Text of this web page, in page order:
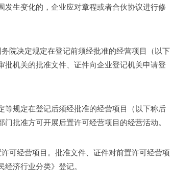
生变化的，企业应对章程或者合伙协议进行修
院决定规定在登记前须经批准的经营项目（以下
机关的批准文件、证件向企业登记机关申请登
规定在登记后须经批准的经营项目（以下称后
批准方可开展后置许可经营项目的经营活动。
经营项目。批准文件、证件对前置许可经营项
经济行业分类》登记。